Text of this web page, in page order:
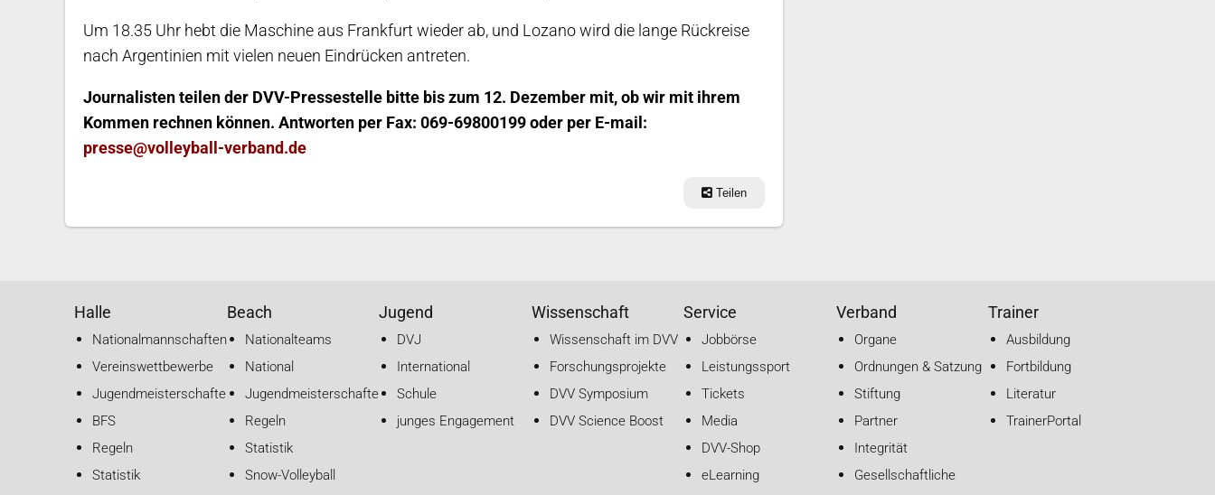
Um 18.35 Uhr hebt die Maschine aus Frankfurt wieder ab, und Lozano wird die lange Rückreise
nach Argentinien mit vielen neuen Eindrücken antreten.
Journalisten teilen der DVV-Pressestelle bitte bis zum 12. Dezember mit, ob wir mit ihrem
Kommen rechnen können. Antworten per Fax: 069-69800199 oder per E-mail:
presse@volleyball-verband.de
Teilen
Halle
Nationalmannschaften
Vereinswettbewerbe
Jugendmeisterschaften
BFS
Regeln
Statistik
Beach
Nationalteams
National
Jugendmeisterschaften
Regeln
Statistik
Snow-Volleyball
Jugend
DVJ
International
Schule
junges Engagement
Wissenschaft
Wissenschaft im DVV
Forschungsprojekte
DVV Symposium
DVV Science Boost
Service
Jobbörse
Leistungssport
Tickets
Media
DVV-Shop
eLearning
Verband
Organe
Ordnungen & Satzung
Stiftung
Partner
Integrität
Gesellschaftliche
Trainer
Ausbildung
Fortbildung
Literatur
TrainerPortal